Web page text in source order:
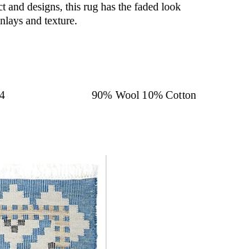
and designs, this rug has the faded look
and texture.
90% Wool 10% Cotton